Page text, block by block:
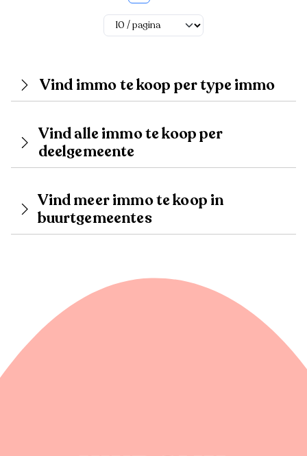
Vind immo te koop per type immo
Vind alle immo te koop per
deelgemeente
Vind meer immo te koop in
buurtgemeentes